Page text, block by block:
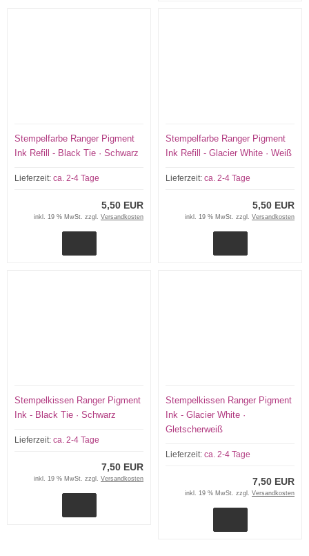
Stempelfarbe Ranger Pigment
Ink Refill - Black Tie · Schwarz
Lieferzeit: ca. 2-4 Tage
5,50 EUR
inkl. 19 % MwSt. zzgl. Versandkosten
Stempelfarbe Ranger Pigment
Ink Refill - Glacier White · Weiß
Lieferzeit: ca. 2-4 Tage
5,50 EUR
inkl. 19 % MwSt. zzgl. Versandkosten
Stempelkissen Ranger Pigment
Ink - Black Tie · Schwarz
Lieferzeit: ca. 2-4 Tage
7,50 EUR
inkl. 19 % MwSt. zzgl. Versandkosten
Stempelkissen Ranger Pigment
Ink - Glacier White ·
Gletscherweiß
Lieferzeit: ca. 2-4 Tage
7,50 EUR
inkl. 19 % MwSt. zzgl. Versandkosten